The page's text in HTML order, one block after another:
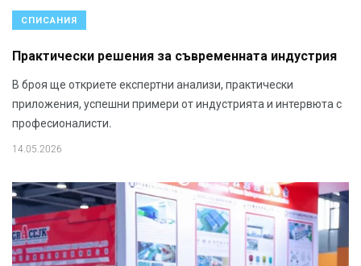
СПИСАНИЯ
Практически решения за съвременната индустрия
В броя ще откриете експертни анализи, практически
приложения, успешни примери от индустрията и интервюта с
професионалисти.
14.05.2026